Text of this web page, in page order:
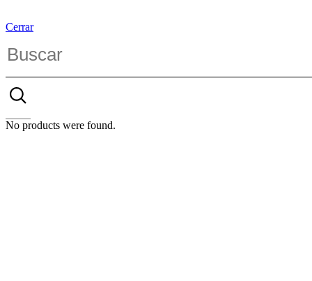
Cerrar
No products were found.